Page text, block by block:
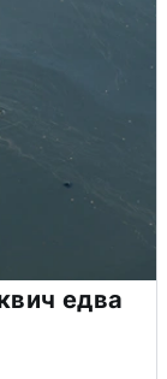
едва